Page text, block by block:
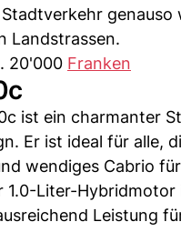
Landstrassen.
20'000 Franken
ist ein charmanter
Er ist ideal für alle,
wendiges Cabrio
1.0-Liter-Hybridmotor
Leistung